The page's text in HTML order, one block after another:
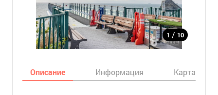
1 / 10
Описание Информация Карта